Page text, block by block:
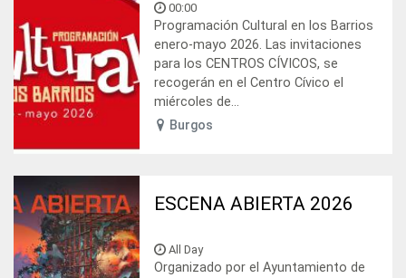
00:00
Programación Cultural en los Barrios
enero-mayo 2026. Las invitaciones
para los CENTROS CÍVICOS, se
recogerán en el Centro Cívico el
miércoles de...
Burgos
ESCENA ABIERTA 2026
All Day
Organizado por el Ayuntamiento de